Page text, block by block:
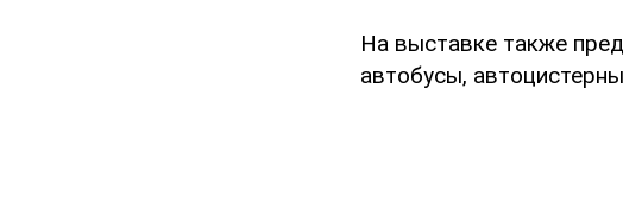
На выставке также
автобусы,